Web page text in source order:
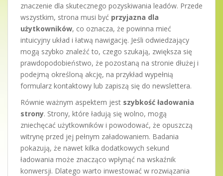
znaczenie dla skutecznego pozyskiwania leadów. Przede
wszystkim, strona musi być przyjazna dla
użytkowników, co oznacza, że powinna mieć
intuicyjny układ i łatwą nawigację. Jeśli odwiedzający
mogą szybko znaleźć to, czego szukają, zwiększa się
prawdopodobieństwo, że pozostaną na stronie dłużej i
podejmą określoną akcję, na przykład wypełnią
formularz kontaktowy lub zapiszą się do newslettera.
Równie ważnym aspektem jest szybkość ładowania
strony. Strony, które ładują się wolno, mogą
zniechęcać użytkowników i powodować, że opuszczą
witrynę przed jej pełnym załadowaniem. Badania
pokazują, że nawet kilka dodatkowych sekund
ładowania może znacząco wpłynąć na wskaźnik
konwersji. Dlatego warto inwestować w rozwiązania